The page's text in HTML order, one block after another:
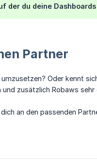
der du deine
Partner
Oder kennt
und zusätzlich Robaws sehr
an den passenden